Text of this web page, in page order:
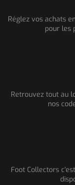
Réglez vos achats
pour les
Retrouvez tout au
nos
Foot Collectors